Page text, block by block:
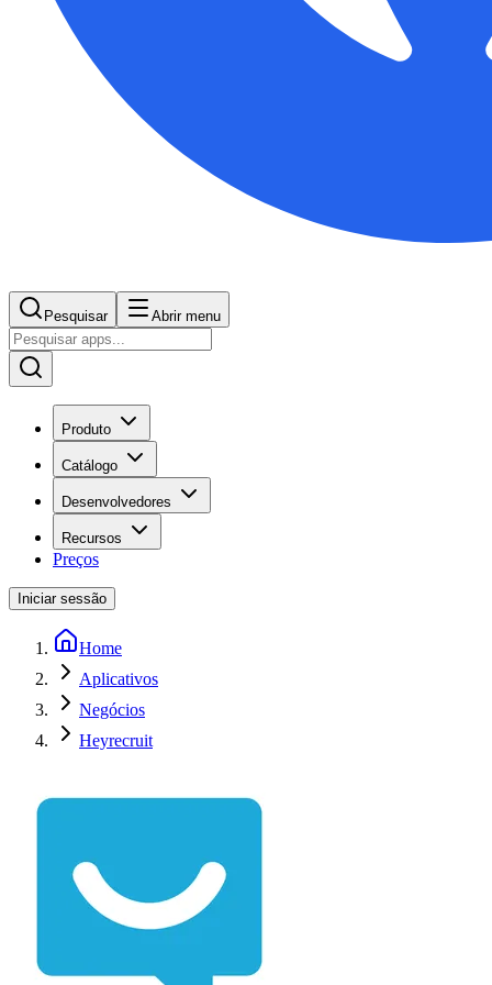
Pesquisar Abrir menu
Produto
Catálogo
Desenvolvedores
Recursos
Preços
Iniciar sessão
Home
Aplicativos
Negócios
Heyrecruit